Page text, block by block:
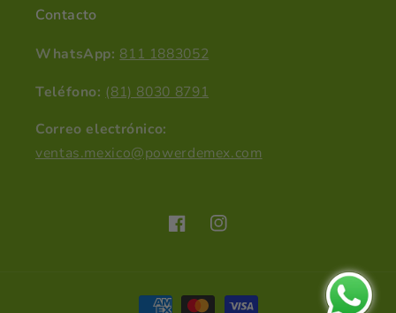
Contacto
WhatsApp: 811 1883052
Teléfono: (81) 8030 8791
Correo electrónico:
ventas.mexico@powerdemex.com
FacebookInstagram
Formas